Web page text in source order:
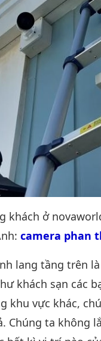
khách ở
camera phan
lang tầng trên
khách sạn các
khu vực khác,
Chúng ta không